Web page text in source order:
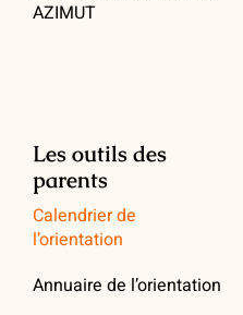
AZIMUT
Les outils des
parents
Calendrier de
l’orientation
Annuaire de l’orientation